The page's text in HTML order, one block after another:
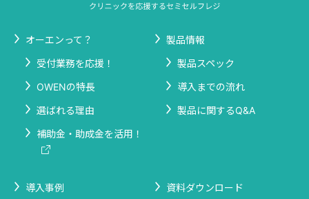
オーエンって？
受付業務を応援！
OWENの特長
選ばれる理由
補助金・助成金を活用！
製品情報
製品スペック
導入までの流れ
製品に関するQ&A
導入事例 資料ダウンロード